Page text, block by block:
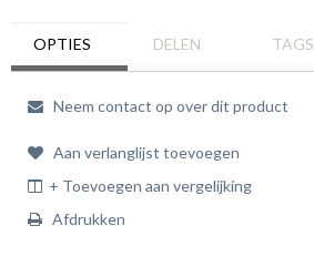
OPTIES DELEN TAGS
Neem contact op over dit product
Aan verlanglijst toevoegen
+ Toevoegen aan vergelijking
Afdrukken